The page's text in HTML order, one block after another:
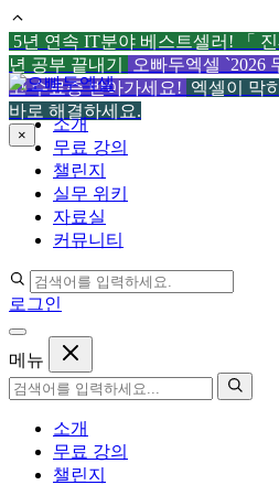
5년 연속 IT분야 베스트셀러! 「
년 공부 끝내기
오빠두엑셀 `2026
고 수료증 받아가세요! 엑셀이 막
바로 해결하세요.
×
컨
텐
츠
로
소개
무료 강의
챌린지
실무 위키
자료실
커뮤니티
로그인
메뉴
소개
무료 강의
챌린지